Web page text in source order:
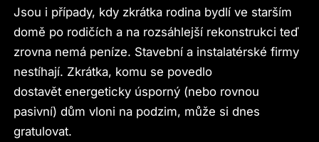
Jsou i případy, kdy zkrátka rodina bydlí ve starším
domě po rodičích a na rozsáhlejší rekonstrukci teď
zrovna nemá peníze. Stavební a instalatérské firmy
nestíhají. Zkrátka, komu se povedlo
dostavět energeticky úsporný (nebo rovnou
pasivní) dům vloni na podzim, může si dnes
gratulovat.